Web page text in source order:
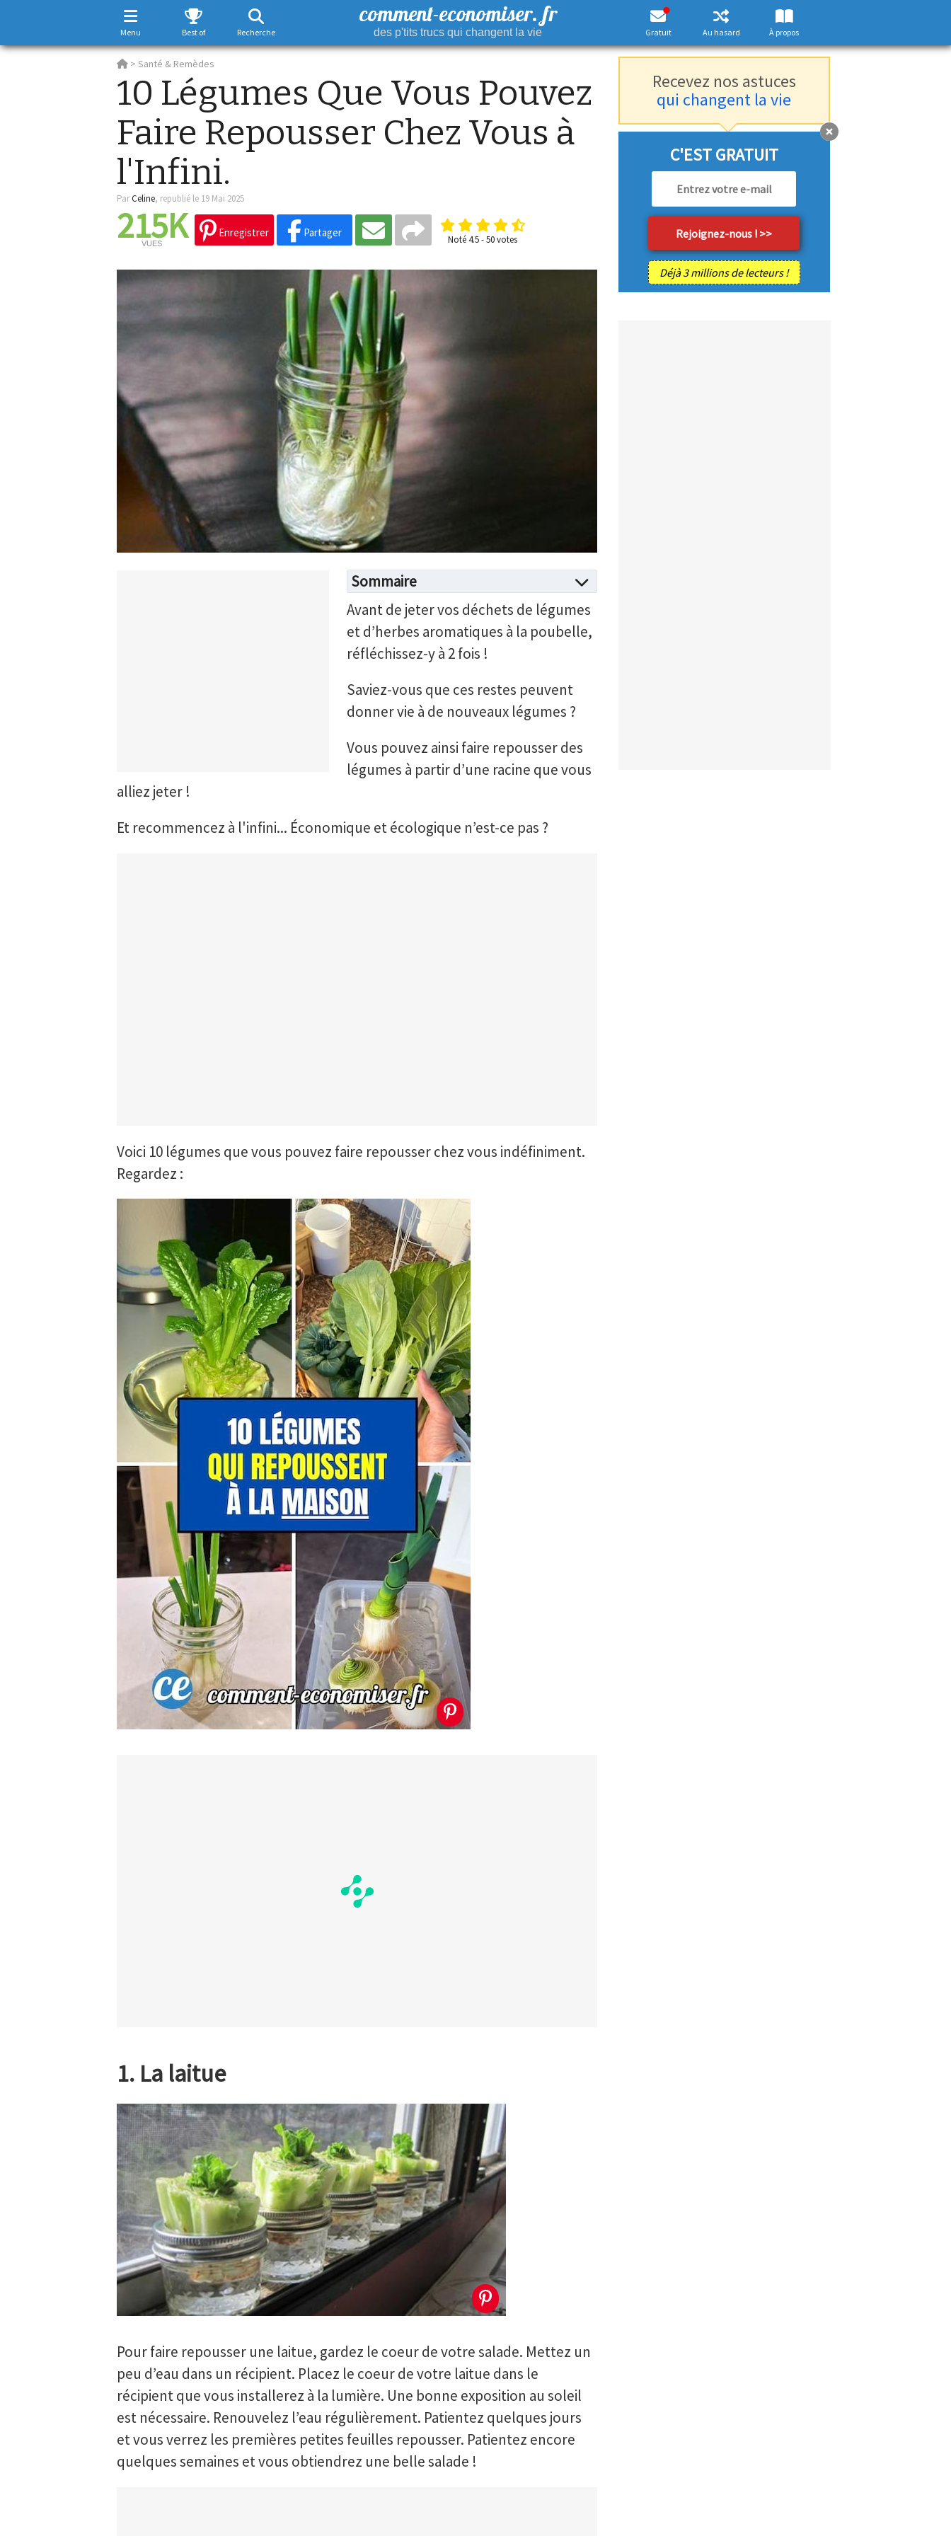
Menu Best of Recherche
comment-economiser. fr
des p'tits trucs qui changent la vie Gratuit Au hasard À propos
> Santé & Remèdes
10 Légumes Que Vous Pouvez
Faire Repousser Chez Vous à
l'Infini.
ParCeline, republié le 19 Mai 2025
215K
VUES
Enregistrer Partager
Noté4.5-50votes
Sommaire
Avant de jeter vos déchets de légumes
et d’herbes aromatiques à la poubelle,
réfléchissez-y à 2 fois !
Saviez-vous que ces restes peuvent
donner vie à de nouveaux légumes ?
Vous pouvez ainsi faire repousser des
légumes à partir d’une racine que vous
alliez jeter !
Et recommencez à l'infini... Économique et écologique n’est-ce pas ?
Voici 10 légumes que vous pouvez faire repousser chez vous indéfiniment.
Regardez :
1. La laitue
Pour faire repousser une laitue, gardez le coeur de votre salade. Mettez un
peu d’eau dans un récipient. Placez le coeur de votre laitue dans le
récipient que vous installerez à la lumière. Une bonne exposition au soleil
est nécessaire. Renouvelez l’eau régulièrement. Patientez quelques jours
et vous verrez les premières petites feuilles repousser. Patientez encore
quelques semaines et vous obtiendrez une belle salade !
Recevez nos astuces
qui changent la vie
C'EST GRATUIT
Déjà 3 millions de lecteurs !